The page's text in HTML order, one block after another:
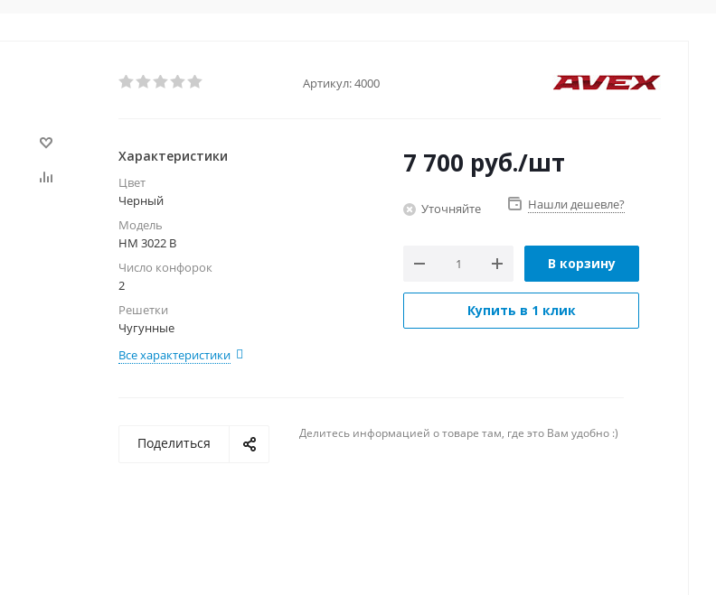
Артикул:4000
Характеристики
Цвет
Черный
Модель
HM 3022 B
Число конфорок
2
Решетки
Чугунные
Все характеристики
7 700 руб./шт
Уточняйте Нашли дешевле?
В корзину
Купить в 1 клик
Поделиться
Делитесь информацией о товаре там, где это Вам удобно :)